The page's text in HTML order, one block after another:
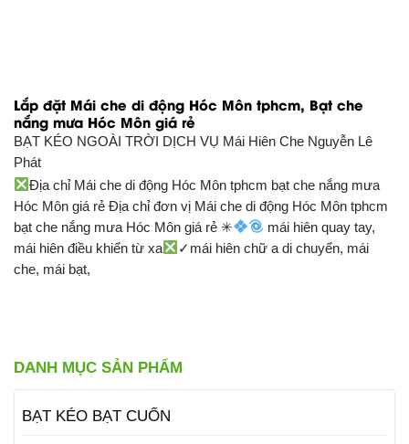
DANH MỤC SẢN PHẨM
BẠT KÉO BẠT CUỐN
Lắp đặt Mái che di động Hóc Môn tphcm, Bạt che
nắng mưa Hóc Môn giá rẻ
BẠT KÉO NGOÀI TRỜI DỊCH VỤ Mái Hiên Che Nguyễn Lê
Phát
Địa chỉ Mái che di động Hóc Môn tphcm bạt che nắng mưa
Hóc Môn giá rẻ Địa chỉ đơn vị Mái che di động Hóc Môn tphcm
bạt che nắng mưa Hóc Môn giá rẻ ✳
mái hiên quay tay,
mái hiên điều khiển từ xa
✓mái hiên chữ a di chuyển, mái
che, mái bạt,